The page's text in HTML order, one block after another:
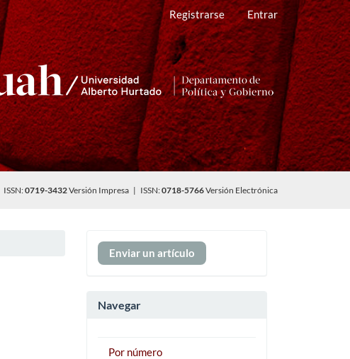
Registrarse Entrar
ISSN:0719-3432Versión Impresa | ISSN:0718-5766Versión Electrónica
Enviar
un
Enviar un artículo
Navegar
Por número